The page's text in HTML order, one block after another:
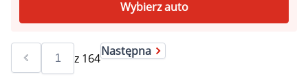
Wybierz auto
z 164Następna